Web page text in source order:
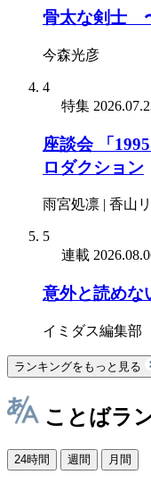
骨太な剣士
今森光彦
4
特集
座談会 「
ロダクション
雨宮処凛 | 香山
5
連載
意外と読めな
イミダス編集部
ランキングをもっと見る
ことばラ
24時間 週間 月間